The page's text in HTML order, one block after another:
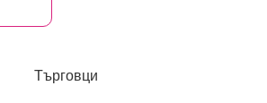
Търговци